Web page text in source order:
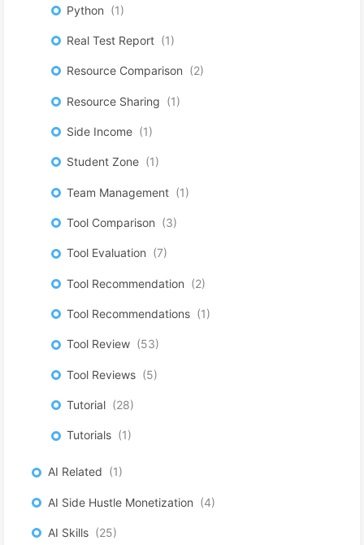
Python 1
Real Test Report 1
Resource Comparison 2
Resource Sharing 1
Side Income 1
Student Zone 1
Team Management 1
Tool Comparison 3
Tool Evaluation 7
Tool Recommendation 2
Tool Recommendations 1
Tool Review 53
Tool Reviews 5
Tutorial 28
Tutorials 1
AI Related 1
AI Side Hustle Monetization 4
AI Skills 25